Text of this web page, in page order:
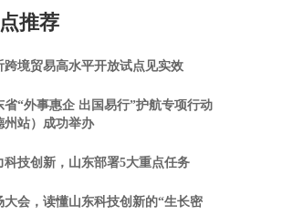
推荐
跨境贸易高水平开放试点见实效
省“外事惠企 出国易行”护航专项行动
州站）成功举办
科技创新，山东部署5大重点任务
大会，读懂山东科技创新的“生长密